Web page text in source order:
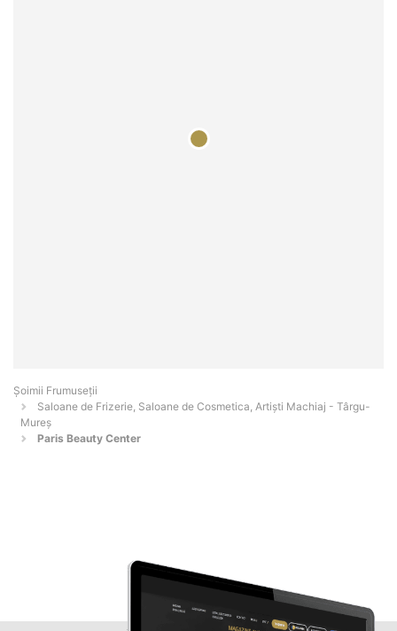
Șoimii Frumuseții
Saloane de Frizerie, Saloane de Cosmetica, Artiști Machiaj - Târgu-
Mureş
Paris Beauty Center